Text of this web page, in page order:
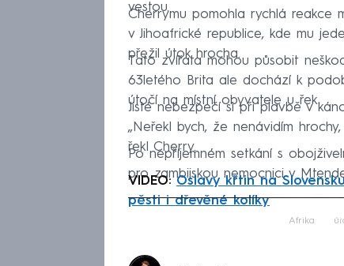
vestou.
Cherrymu pomohla rychlá reakce
v Jihoafrické republice, kde mu
přežil útok hrocha.
Tato zvířata mohou působit
63letého Brita ale dochází k
útočí na místní obyvatele u řek.
Jisté nebezpečí si při plavbě v
„Neřekl bych, že nenávidím
řekl Cherry.
Po nepříjemném setkání s
pro zambijskou nemocnici v
VIDEO:Oslavy křtin na
pěsti i dřevěné kolíky
Afrika